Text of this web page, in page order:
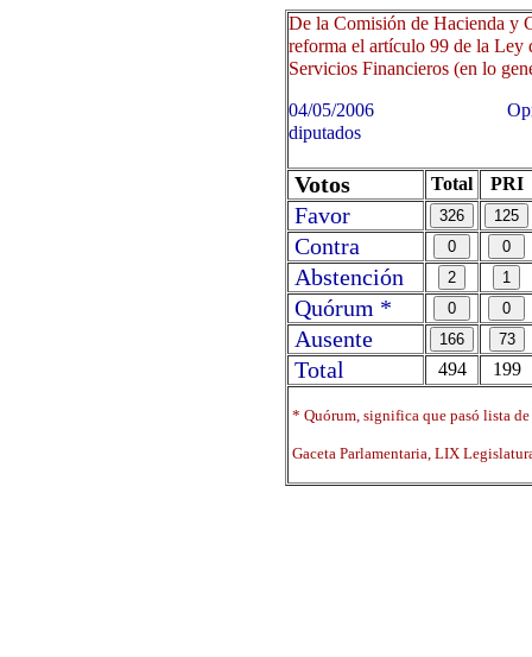
De la Comisión de Hacienda y
reforma el artículo 99 de la Ley
Servicios Financieros (en lo
04/05/2006 Oprima
diputados
Votos Total PRI
Favor
Contra
Abstención
Quórum *
Ausente
Total
494 199
* Quórum, significa que pasó lista
Gaceta Parlamentaria, LIX